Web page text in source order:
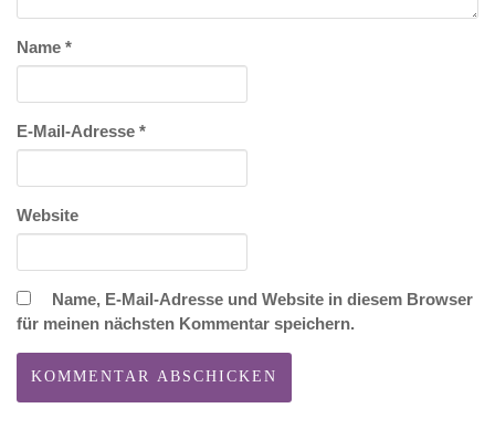
Name *
E-Mail-Adresse *
Website
Name, E-Mail-Adresse und Website in diesem Browser
für meinen nächsten Kommentar speichern.